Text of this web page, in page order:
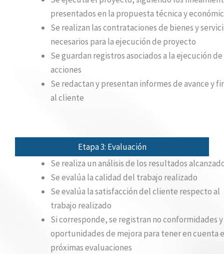
presentados en la propuesta técnica y
Se realizan las contrataciones de bienes y
necesarios para la ejecución de proyecto
Se guardan registros asociados a la ejecución de
acciones
Se redactan y presentan informes de avance y
al cliente
Etapa 3: Evaluación
Se realiza un análisis de los resultados
Se evalúa la calidad del trabajo realizado
Se evalúa la satisfacción del cliente respecto al
trabajo realizado
Si corresponde, se registran no conformidades y
oportunidades de mejora para tener en cuenta
próximas evaluaciones